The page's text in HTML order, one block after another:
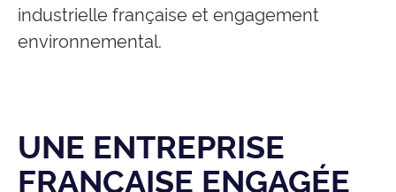
industrielle française et engagement
environnemental.
UNE ENTREPRISE
FRANÇAISE ENGAGÉE